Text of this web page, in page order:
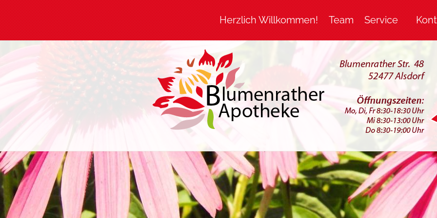
Herzlich Willkommen! Team Service